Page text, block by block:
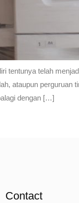
tentunya telah
ataupun
dengan […]
Contact